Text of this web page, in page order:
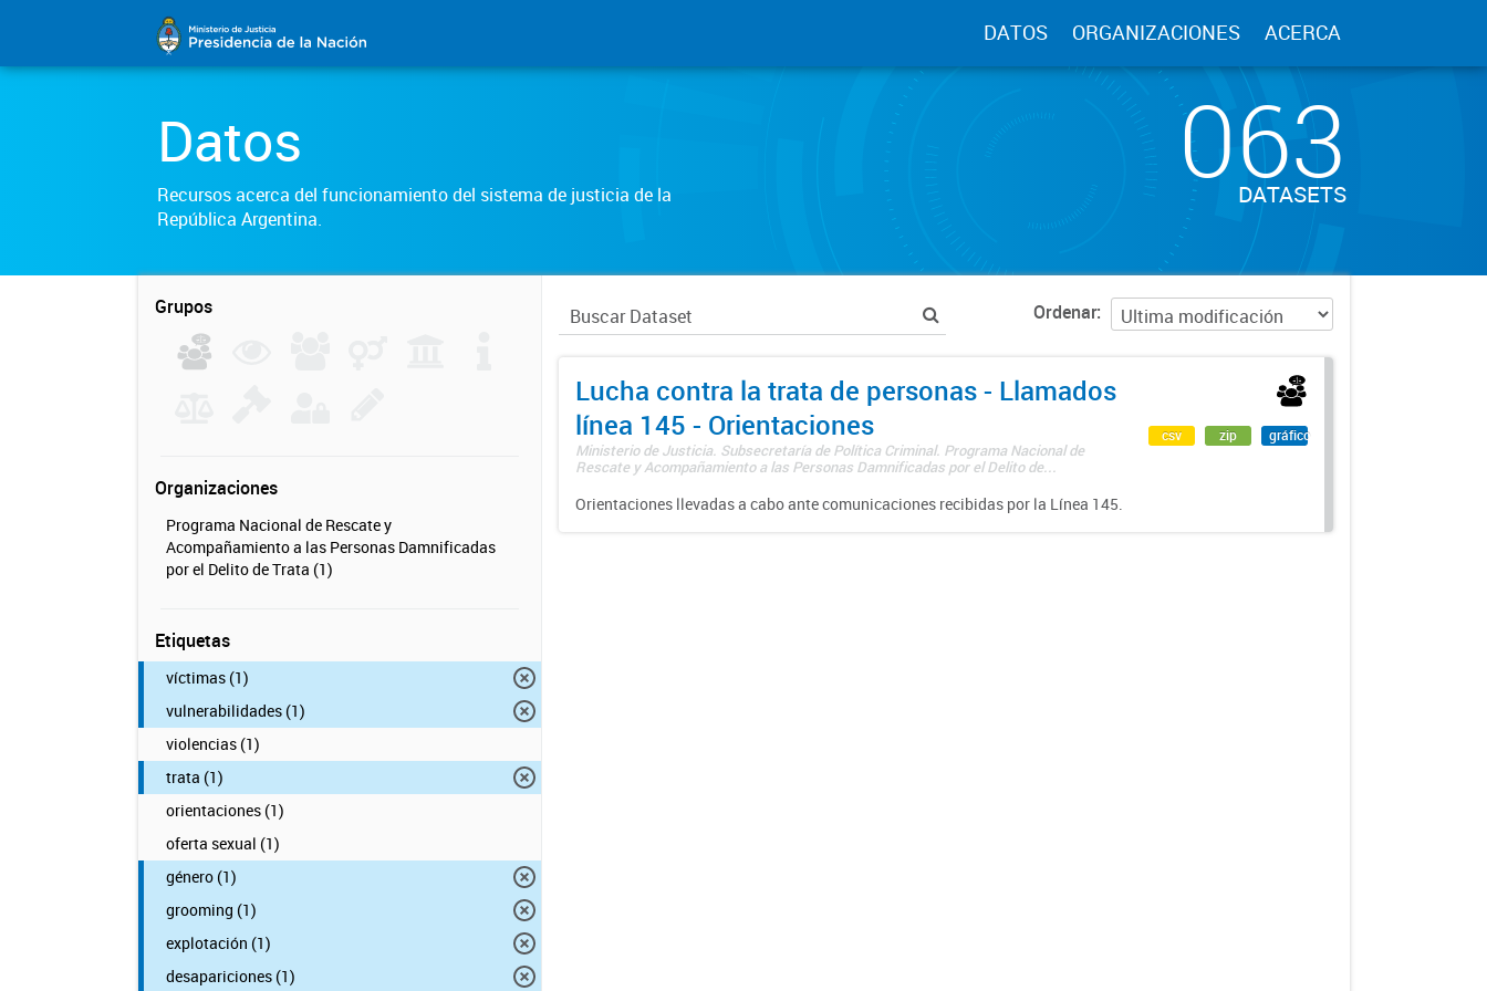
DATOS ORGANIZACIONES ACERCA
Datos
Recursos acerca del funcionamiento del sistema de justicia de la
República Argentina.
063
DATASETS
Grupos
Organizaciones
Programa Nacional de Rescate y
Acompañamiento a las Personas Damnificadas
por el Delito de Trata (1)
Etiquetas
víctimas (1)
vulnerabilidades (1)
violencias (1)
trata (1)
orientaciones (1)
oferta sexual (1)
género (1)
grooming (1)
explotación (1)
desapariciones (1)
Ordenar
Lucha contra la trata de personas - Llamados
línea 145 - Orientaciones
Ministerio de Justicia. Subsecretaría de Política Criminal. Programa Nacional de
Rescate y Acompañamiento a las Personas Damnificadas por el Delito de...
Orientaciones llevadas a cabo ante comunicaciones recibidas por la Línea 145.
csv zip gráfico